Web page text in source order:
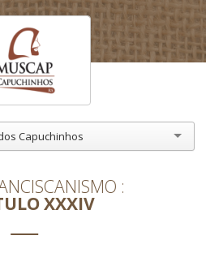
Capuchinhos
XXXIV